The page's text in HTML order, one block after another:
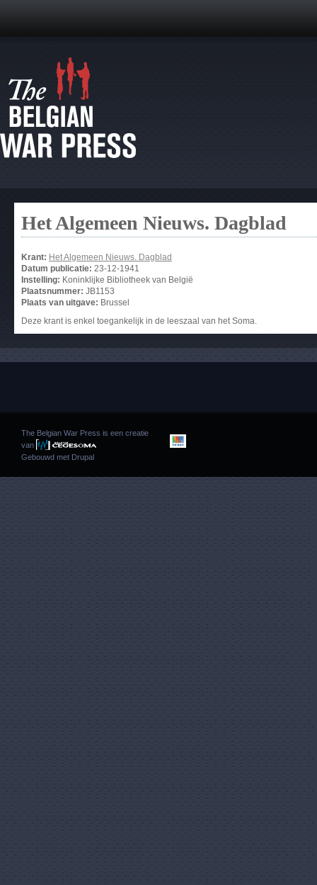
Het Algemeen Nieuws. Dagblad
Krant: Het Algemeen Nieuws. Dagblad
Datum publicatie: 23-12-1941
Instelling: Koninklijke Bibliotheek van België
Plaatsnummer: JB1153
Plaats van uitgave: Brussel
Deze krant is enkel toegankelijk in de leeszaal van het Soma.
The Belgian War Press is een creatie
van
Gebouwd met Drupal